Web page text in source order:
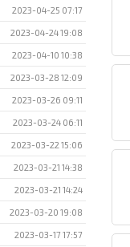
2023-04-25 07:17
2023-04-24 19:08
2023-04-10 10:38
2023-03-28 12:09
2023-03-26 09:11
2023-03-24 06:11
2023-03-22 15:06
2023-03-21 14:38
2023-03-21 14:24
2023-03-20 19:08
2023-03-17 17:57